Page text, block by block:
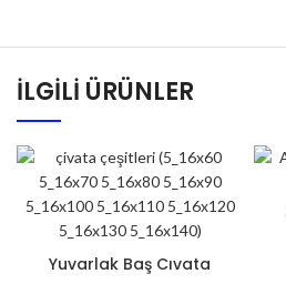
İLGILI ÜRÜNLER
Yuvarlak Baş Cıvata